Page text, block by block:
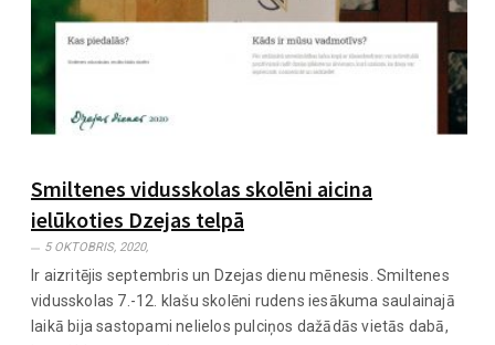
Smiltenes vidusskolas skolēni aicina
ielūkoties Dzejas telpā
5 OKTOBRIS, 2020,
Ir aizritējis septembris un Dzejas dienu mēnesis. Smiltenes
vidusskolas 7.-12. klašu skolēni rudens iesākuma saulainajā
laikā bija sastopami nelielos pulciņos dažādās vietās dabā,